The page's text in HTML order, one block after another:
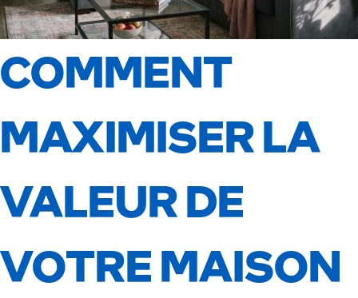
COMMENT
MAXIMISER LA
VALEUR DE
VOTRE MAISON